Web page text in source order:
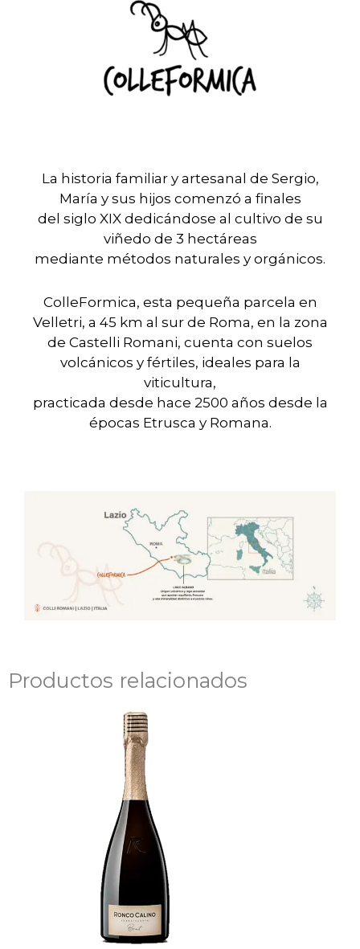
La historia familiar y artesanal de Sergio,
María y sus hijos comenzó a finales
del siglo XIX dedicándose al cultivo de su
viñedo de 3 hectáreas
mediante métodos naturales y orgánicos.
ColleFormica, esta pequeña parcela en
Velletri, a 45 km al sur de Roma, en la zona
de Castelli Romani, cuenta con suelos
volcánicos y fértiles, ideales para la
viticultura,
practicada desde hace 2500 años desde la
épocas Etrusca y Romana.
Productos relacionados